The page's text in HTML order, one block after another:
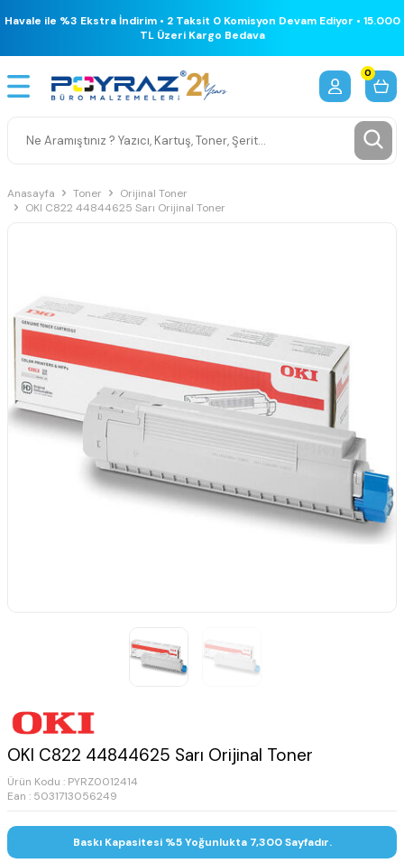
Havale ile %3 Ekstra İndirim • 2 Taksit 0 Komisyon Devam Ediyor • 15.000
TL Üzeri Kargo Bedava
0
Anasayfa Toner
Orijinal Toner
OKI C822 44844625 Sarı Orijinal Toner
OKI C822 44844625 Sarı Orijinal Toner
Ürün Kodu : PYRZ0012414
Ean : 5031713056249
Baskı Kapasitesi %5 Yoğunlukta 7,300 Sayfadır.